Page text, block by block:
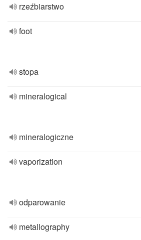
rzeźbiarstwo
foot
stopa
mineralogical
mineralogiczne
vaporization
odparowanie
metallography